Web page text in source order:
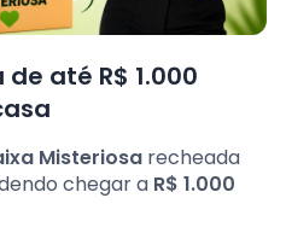
até R$ 1.000
Misteriosa recheada
chegar a R$ 1.000